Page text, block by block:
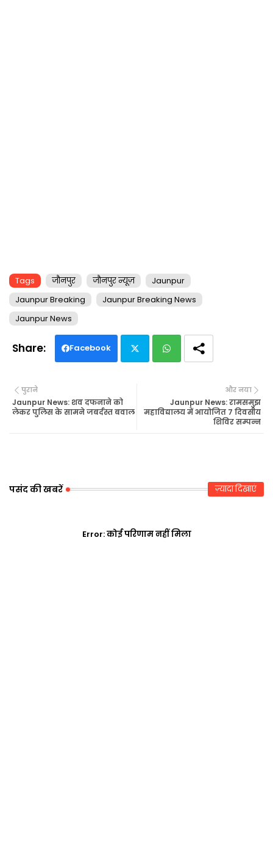
Tags जौनपुर जौनपुर न्यूज़
Jaunpur
Jaunpur Breaking
Jaunpur Breaking News
Jaunpur News
Facebook
ats
और नया
Jaunpur News: रामसमुझ
महाविद्यालय में आयोजित 7 दिवसीय
शिविर सम्पन्न
पुराने
Jaunpur News: शव दफनाने को
लेकर पुलिस के सामने जबर्दस्त बवाल
पसंद की खबरें ज़्यादा दिखाएं
Error:कोई परिणाम नहीं मिला